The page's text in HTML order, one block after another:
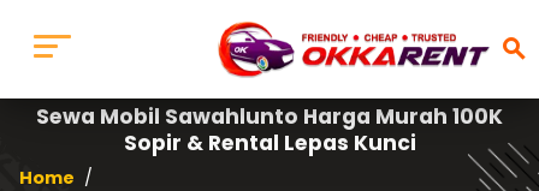
search
Sewa Mobil Sawahlunto Harga Murah 100K
Sopir & Rental Lepas Kunci
Home /